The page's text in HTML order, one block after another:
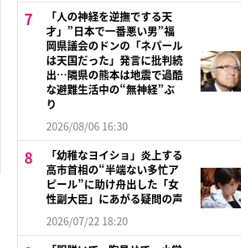
「人の神経を逆撫でする天
才」”日本で一番悪い男”福
岡県議会のドンの「ネパール
は天国だった」発言に批判続
出…隣県の熊本は地震で過酷
な避難生活中の“無神経”ぶ
り
2026/08/06 16:30
「幼稚なヨイショ」炎上する
高市首相の“半端ない多忙ア
ピール”に助け舟出した「女
性副大臣」にあがる疑問の声
2026/07/22 18:20